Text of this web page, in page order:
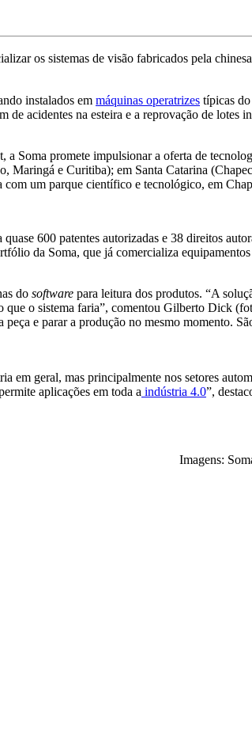
os sistemas de visão fabricados pela
instalados em máquinas operatrizes típicas
de acidentes na esteira e a reprovação de lotes
a Soma promete impulsionar a oferta de
Maringá e Curitiba); em Santa Catarina
um parque científico e tecnológico, em
600 patentes autorizadas e 38 direitos
da Soma, que já comercializa
do software para leitura dos produtos. “A
que o sistema faria”, comentou Gilberto Dick
e parar a produção no mesmo momento.
em geral, mas principalmente nos setores
aplicações em toda a indústria 4.0”,
Imagens: